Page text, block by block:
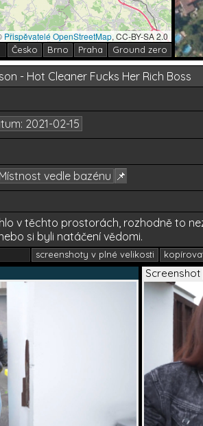
Přispěvatelé OpenStreetMap, CC-BY-SA 2.0
Česko Brno Praha Ground zero
- Hot Cleaner Fucks Her Rich Boss
2021-02-15
Místnost vedle bazénu 📌
v těchto prostorách, rozhodně to
si byli natáčení vědomi.
screenshoty v plné velikosti
Screenshot